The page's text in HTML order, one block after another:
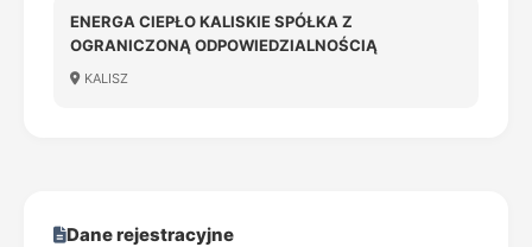
ENERGA CIEPŁO KALISKIE SPÓŁKA Z
OGRANICZONĄ ODPOWIEDZIALNOŚCIĄ
KALISZ
Dane rejestracyjne